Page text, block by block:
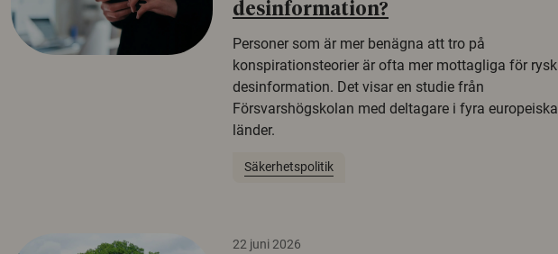
desinformation?
Personer som är mer benägna att tro på
konspirationsteorier är ofta mer mottagliga för rysk
desinformation. Det visar en studie från
Försvarshögskolan med deltagare i fyra europeiska
länder.
Säkerhetspolitik
22 juni 2026